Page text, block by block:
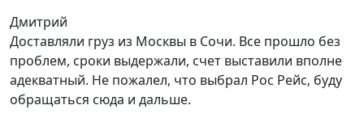
Дмитрий
Доставляли груз из Москвы в Сочи. Все прошло без
проблем, сроки выдержали, счет выставили вполне
адекватный. Не пожалел, что выбрал Рос Рейс, буду
обращаться сюда и дальше.